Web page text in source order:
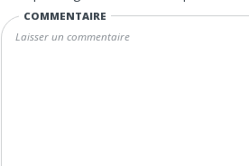
COMMENTAIRE